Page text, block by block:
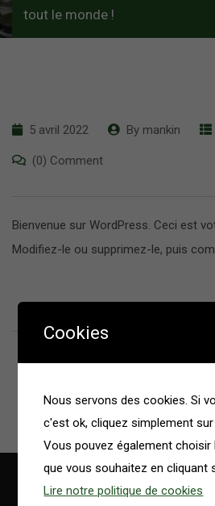
tout le monde !
5 avril 2022 By mankin
(0) Comment
Bienvenue sur WordPress. Ceci est
Modifiez-le ou supprimez-le, puis
Cookies
Nous servons des cookies. Si
c'est ok, cliquez simplement
Vous pouvez également choisir
que vous souhaitez en cliquant
Lire notre politique de cookies